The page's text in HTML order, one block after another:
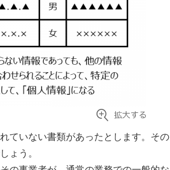
ていない書類があったとします。その
ょう。